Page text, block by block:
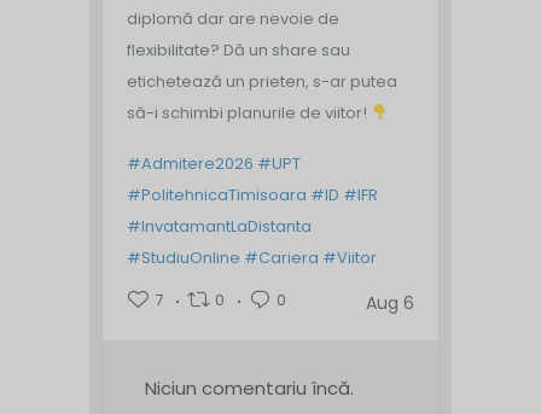
diplomă dar are nevoie de
flexibilitate? Dă un share sau
etichetează un prieten, s-ar putea
să-i schimbi planurile de viitor!
#Admitere2026 #UPT
#PolitehnicaTimisoara #ID #IFR
#InvatamantLaDistanta
#StudiuOnline #Cariera #Viitor
7
0 0 Aug 6
Niciun comentariu încă.